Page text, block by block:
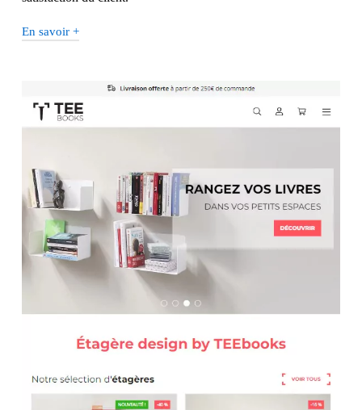
En savoir +
des données des clients lors des
transactions sur un site de vente
Pour garantir la sécurité des données des clients lors des
transactions sur un site de vente de mobilier, plusieurs
mesures peuvent être prises :
1.Utilisation d’un certificat SSL (Secure Sockets
: Assurez-vous que votre site utilise un
certificat SSL pour crypter les données sensibles
échangées entre le navigateur du client et votre
lors des transactions en ligne.